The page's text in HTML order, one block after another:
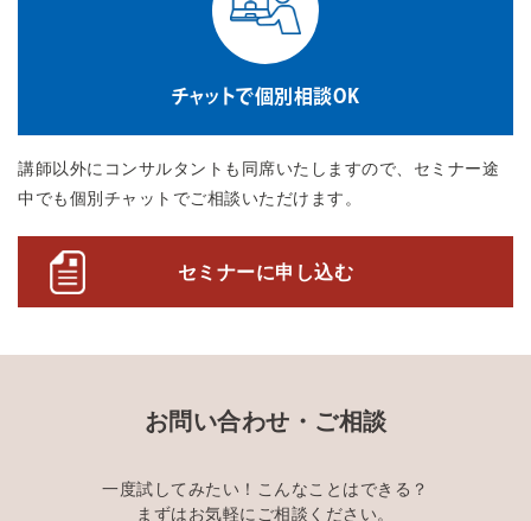
チャットで個別相談OK
講師以外にコンサルタントも同席いたしますので、セミナー途
中でも個別チャットでご相談いただけます。
セミナーに申し込む
お問い合わせ・ご相談
一度試してみたい！こんなことはできる？
まずはお気軽にご相談ください。